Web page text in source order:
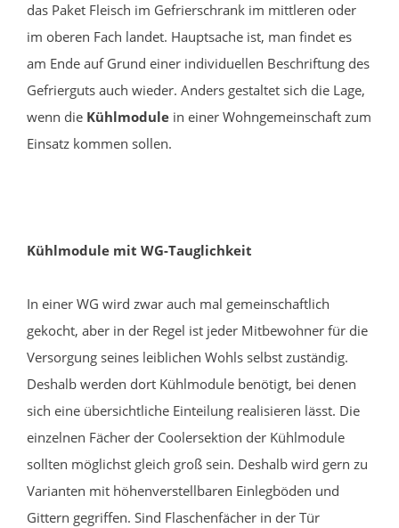
das Paket Fleisch im Gefrierschrank im mittleren oder
im oberen Fach landet. Hauptsache ist, man findet es
am Ende auf Grund einer individuellen Beschriftung des
Gefrierguts auch wieder. Anders gestaltet sich die Lage,
wenn die Kühlmodule in einer Wohngemeinschaft zum
Einsatz kommen sollen.
Kühlmodule mit WG-Tauglichkeit
In einer WG wird zwar auch mal gemeinschaftlich
gekocht, aber in der Regel ist jeder Mitbewohner für die
Versorgung seines leiblichen Wohls selbst zuständig.
Deshalb werden dort Kühlmodule benötigt, bei denen
sich eine übersichtliche Einteilung realisieren lässt. Die
einzelnen Fächer der Coolersektion der Kühlmodule
sollten möglichst gleich groß sein. Deshalb wird gern zu
Varianten mit höhenverstellbaren Einlegböden und
Gittern gegriffen. Sind Flaschenfächer in der Tür